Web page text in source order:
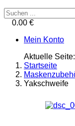
0.00 €
Mein Konto
Aktuelle Seite:
Startseite
Yakschweife